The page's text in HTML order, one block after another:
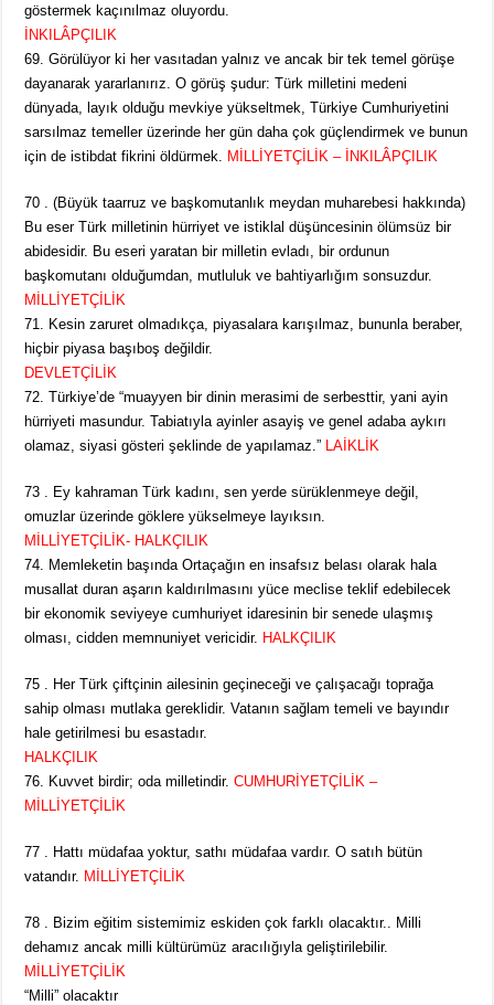
göstermek kaçınılmaz oluyordu.
İNKILÂPÇILIK
69. Görülüyor ki her vasıtadan yalnız ve ancak bir tek temel görüşe
dayanarak yararlanırız. O görüş şudur: Türk milletini medeni
dünyada, layık olduğu mevkiye yükseltmek, Türkiye Cumhuriyetini
sarsılmaz temeller üzerinde her gün daha çok güçlendirmek ve bunun
için de istibdat fikrini öldürmek. MİLLİYETÇİLİK – İNKILÂPÇILIK
70 . (Büyük taarruz ve başkomutanlık meydan muharebesi hakkında)
Bu eser Türk milletinin hürriyet ve istiklal düşüncesinin ölümsüz bir
abidesidir. Bu eseri yaratan bir milletin evladı, bir ordunun
başkomutanı olduğumdan, mutluluk ve bahtiyarlığım sonsuzdur.
MİLLİYETÇİLİK
71. Kesin zaruret olmadıkça, piyasalara karışılmaz, bununla beraber,
hiçbir piyasa başıboş değildir.
DEVLETÇİLİK
72. Türkiye’de “muayyen bir dinin merasimi de serbesttir, yani ayin
hürriyeti masundur. Tabiatıyla ayinler asayiş ve genel adaba aykırı
olamaz, siyasi gösteri şeklinde de yapılamaz.” LAİKLİK
73 . Ey kahraman Türk kadını, sen yerde sürüklenmeye değil,
omuzlar üzerinde göklere yükselmeye layıksın.
MİLLİYETÇİLİK- HALKÇILIK
74. Memleketin başında Ortaçağın en insafsız belası olarak hala
musallat duran aşarın kaldırılmasını yüce meclise teklif edebilecek
bir ekonomik seviyeye cumhuriyet idaresinin bir senede ulaşmış
olması, cidden memnuniyet vericidir. HALKÇILIK
75 . Her Türk çiftçinin ailesinin geçineceği ve çalışacağı toprağa
sahip olması mutlaka gereklidir. Vatanın sağlam temeli ve bayındır
hale getirilmesi bu esastadır.
HALKÇILIK
76. Kuvvet birdir; oda milletindir.CUMHURİYETÇİLİK –
MİLLİYETÇİLİK
77 . Hattı müdafaa yoktur, sathı müdafaa vardır. O satıh bütün
vatandır. MİLLİYETÇİLİK
78 . Bizim eğitim sistemimiz eskiden çok farklı olacaktır.. Milli
dehamız ancak milli kültürümüz aracılığıyla geliştirilebilir.
MİLLİYETÇİLİK
“Milli” olacaktır